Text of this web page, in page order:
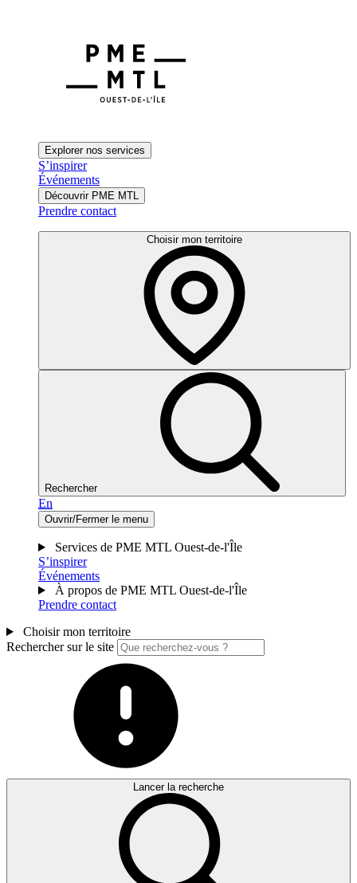
Explorer nos services
S’inspirer
Événements
Découvrir PME MTL
Prendre contact
Choisir mon territoire
Rechercher
En
Ouvrir/Fermer le menu
Services de PME MTL Ouest-de-l'Île
S’inspirer
Événements
À propos de PME MTL Ouest-de-l'Île
Prendre contact
Choisir mon territoire
Rechercher sur le site
Lancer la recherche